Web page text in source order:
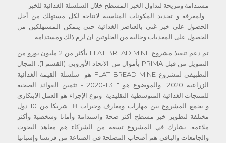
مستدامة ومريحة لتداول الخبز المسطح خلال السلسلة الغذائية للخبز
. ولمعرفة و تحديد المكونات المناسبة لانتاجه لكل مستهلك من أجل
الحصول على خبز غني بالعناصر الغذائية حتى يتمكن المستهلكين من
الحصول على المغذيات وخالية من الجلوتين ان لزم ذلك ومستدامة.
تم دعم تنفيذ مشروع FLAT BREAD MINE بأكثر من 2 مليون يورو من
التمويل من قبل PRIMA بأموال من الاتحاد الأوروبي (القسم 1). المجال
التطبيقي لمشروع FLAT BREAD MINE هو "سلسلة القيمة الغذائية
الزراعية 2020" والموضوع هو "1.3.1-2020 - تثمين الفوائد الصحية
للمنتجات الغذائية المتوسطية التقليدية" ونوع الإجراء هو العمل الابتكاري
و يجمع المشروع بين مهارات ومعارف وخبرات 18 شريكا من 10 دول
مختلفة لتطوير خبز مسطح أكثر صحة واستدامة وأمانا وشخصية وأكثر
ملاءمة. يشارك في المشروع تسعة من الشركاء هم معاهد البحوث
والجامعات والباقي هم أصحاب المصلحة في الصناعة من فرنسا وإسبانيا